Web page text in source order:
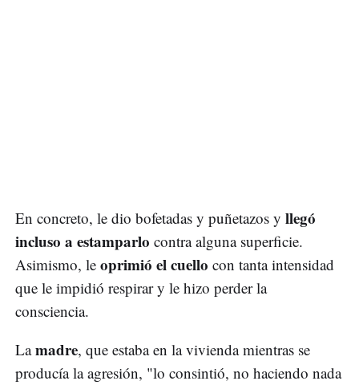
En concreto, le dio bofetadas y puñetazos y llegó
incluso a estamparlo contra alguna superficie.
Asimismo, le oprimió el cuello con tanta intensidad
que le impidió respirar y le hizo perder la
consciencia.
Lamadre, que estaba en la vivienda mientras se
producía la agresión, "lo consintió, no haciendo nada